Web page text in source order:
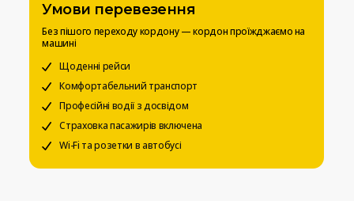
Вул. Леваневського
15:00Київ
Вокзальна пл. 4
20:00 Чернігів
Автостанція
Умови перевезення
Без пішого переходу кордону — кордон проїжджаємо на
машині
Щоденні рейси
Комфортабельний транспорт
Професійні водії з досвідом
Страховка пасажирів включена
Wi-Fi та розетки в автобусі